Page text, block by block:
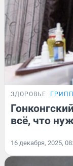
ЗДОРОВЬЕ
всё, что
16 декабря, 2025,